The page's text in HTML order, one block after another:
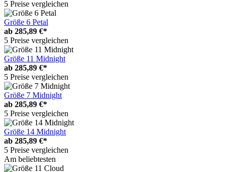
5 Preise vergleichen
Größe 6 Petal
ab 285,89 €*
5 Preise vergleichen
Größe 11 Midnight
ab 285,89 €*
5 Preise vergleichen
Größe 7 Midnight
ab 285,89 €*
5 Preise vergleichen
Größe 14 Midnight
ab 285,89 €*
5 Preise vergleichen
Am beliebtesten